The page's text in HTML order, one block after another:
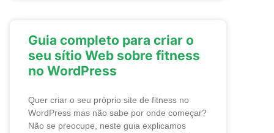
Guia completo para criar o
seu sítio Web sobre fitness
no WordPress
Quer criar o seu próprio site de fitness no
WordPress mas não sabe por onde começar?
Não se preocupe, neste guia explicamos